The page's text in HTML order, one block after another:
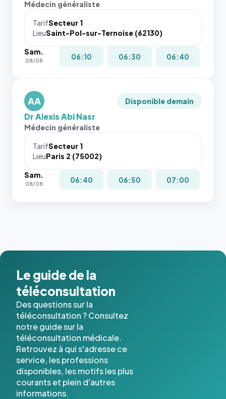
navigateur
pas la
place, et
les trois
dernières
images de
l'annuaire
dans ce
cas. #}
Médecin généraliste
TarifSecteur 1
LieuSaint-Pol-sur-Ternoise (62130)
Sam.
08/08 06:10 06:30 06:40
AA Disponible demain
Dr Alexis Abi Nasr
Médecin généraliste
TarifSecteur 1
LieuParis 2 (75002)
Sam.
08/08 06:40 06:50 07:00
Le guide de la
téléconsultation
Des questions sur la
téléconsultation ? Consultez
notre guide sur la
téléconsultation médicale.
Retrouvez à qui s'adresse ce
service, les professions
disponibles, les motifs les plus
courants et plein d'autres
informations.